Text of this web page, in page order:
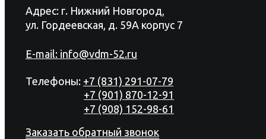
Адрес: г. Нижний Новгород,
ул. Гордеевская, д. 59А корпус 7
E-mail: info@vdm-52.ru
Телефоны: +7 (831) 291-07-79
+7 (901) 870-12-91
+7 (908) 152-98-61
Заказать обратный звонок